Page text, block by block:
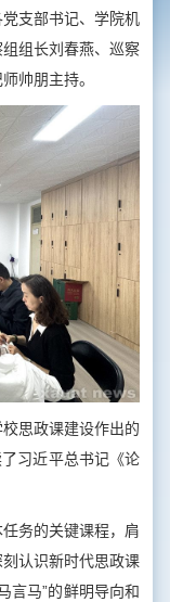
支部书记、学院机
组长刘春燕、巡察
帅朋主持。
思政课建设作出的
习近平总书记《论
务的关键课程，肩
认识新时代思政课
言马”的鲜明导向和